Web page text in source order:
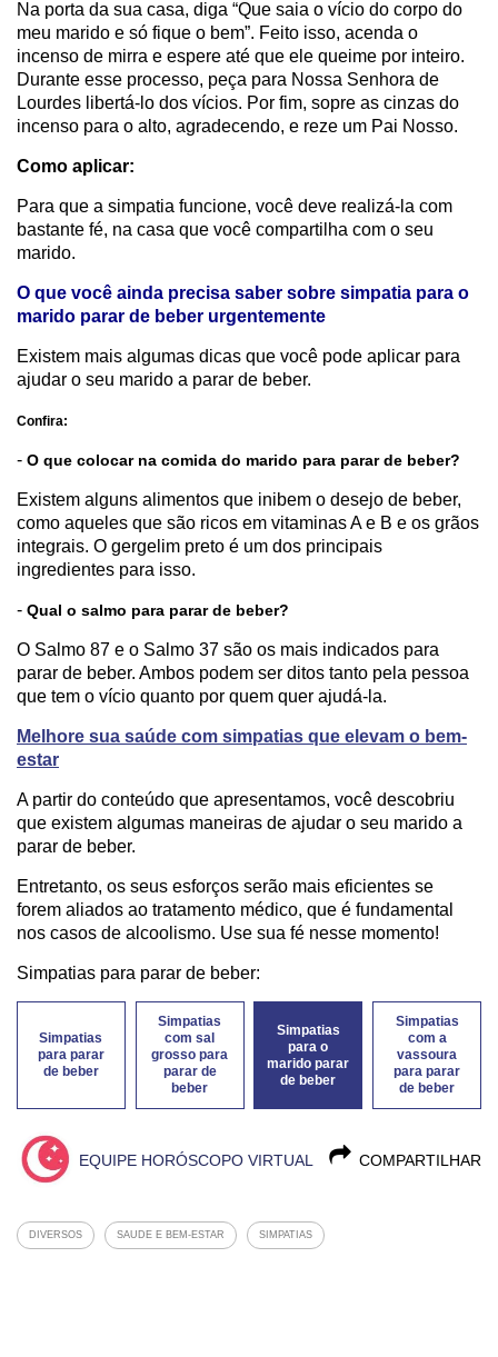
Na porta da sua casa, diga “Que saia o vício do corpo do
meu marido e só fique o bem”. Feito isso, acenda o
incenso de mirra e espere até que ele queime por inteiro.
Durante esse processo, peça para Nossa Senhora de
Lourdes libertá-lo dos vícios. Por fim, sopre as cinzas do
incenso para o alto, agradecendo, e reze um Pai Nosso.
Como aplicar:
Para que a simpatia funcione, você deve realizá-la com
bastante fé, na casa que você compartilha com o seu
marido.
O que você ainda precisa saber sobre simpatia para o
marido parar de beber urgentemente
Existem mais algumas dicas que você pode aplicar para
ajudar o seu marido a parar de beber.
Confira:
- O que colocar na comida do marido para parar de beber?
Existem alguns alimentos que inibem o desejo de beber,
como aqueles que são ricos em vitaminas A e B e os grãos
integrais. O gergelim preto é um dos principais
ingredientes para isso.
- Qual o salmo para parar de beber?
O Salmo 87 e o Salmo 37 são os mais indicados para
parar de beber. Ambos podem ser ditos tanto pela pessoa
que tem o vício quanto por quem quer ajudá-la.
Melhore sua saúde com simpatias que elevam o bem-
estar
A partir do conteúdo que apresentamos, você descobriu
que existem algumas maneiras de ajudar o seu marido a
parar de beber.
Entretanto, os seus esforços serão mais eficientes se
forem aliados ao tratamento médico, que é fundamental
nos casos de alcoolismo. Use sua fé nesse momento!
Simpatias para parar de beber:
Simpatias
para parar
de beber
Simpatias
com sal
grosso para
parar de
beber
Simpatias
para o
marido parar
de beber
Simpatias
com a
vassoura
para parar
de beber
COMPARTILHAR
EQUIPE HORÓSCOPO VIRTUAL
DIVERSOS SAUDE E BEM-ESTAR SIMPATIAS